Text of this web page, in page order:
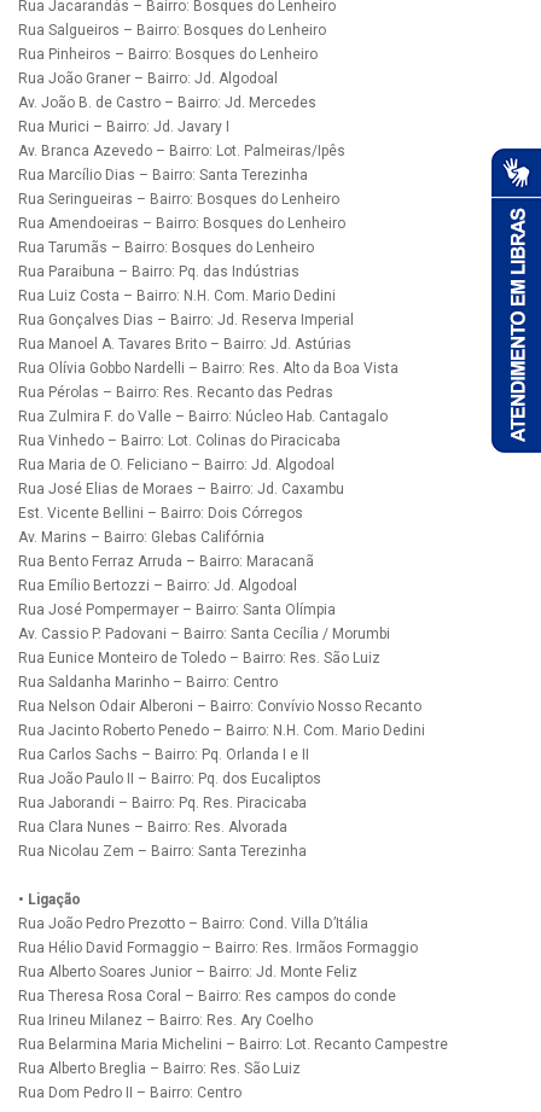
Rua Jacarandás – Bairro: Bosques do Lenheiro
Rua Salgueiros – Bairro: Bosques do Lenheiro
Rua Pinheiros – Bairro: Bosques do Lenheiro
Rua João Graner – Bairro: Jd. Algodoal
Av. João B. de Castro – Bairro: Jd. Mercedes
Rua Murici – Bairro: Jd. Javary I
Av. Branca Azevedo – Bairro: Lot. Palmeiras/Ipês
Rua Marcílio Dias – Bairro: Santa Terezinha
Rua Seringueiras – Bairro: Bosques do Lenheiro
Rua Amendoeiras – Bairro: Bosques do Lenheiro
Rua Tarumãs – Bairro: Bosques do Lenheiro
Rua Paraibuna – Bairro: Pq. das Indústrias
Rua Luiz Costa – Bairro: N.H. Com. Mario Dedini
Rua Gonçalves Dias – Bairro: Jd. Reserva Imperial
Rua Manoel A. Tavares Brito – Bairro: Jd. Astúrias
Rua Olívia Gobbo Nardelli – Bairro: Res. Alto da Boa Vista
Rua Pérolas – Bairro: Res. Recanto das Pedras
Rua Zulmira F. do Valle – Bairro: Núcleo Hab. Cantagalo
Rua Vinhedo – Bairro: Lot. Colinas do Piracicaba
Rua Maria de O. Feliciano – Bairro: Jd. Algodoal
Rua José Elias de Moraes – Bairro: Jd. Caxambu
Est. Vicente Bellini – Bairro: Dois Córregos
Av. Marins – Bairro: Glebas Califórnia
Rua Bento Ferraz Arruda – Bairro: Maracanã
Rua Emílio Bertozzi – Bairro: Jd. Algodoal
Rua José Pompermayer – Bairro: Santa Olímpia
Av. Cassio P. Padovani – Bairro: Santa Cecília / Morumbi
Rua Eunice Monteiro de Toledo – Bairro: Res. São Luiz
Rua Saldanha Marinho – Bairro: Centro
Rua Nelson Odair Alberoni – Bairro: Convívio Nosso Recanto
Rua Jacinto Roberto Penedo – Bairro: N.H. Com. Mario Dedini
Rua Carlos Sachs – Bairro: Pq. Orlanda I e II
Rua João Paulo II – Bairro: Pq. dos Eucaliptos
Rua Jaborandi – Bairro: Pq. Res. Piracicaba
Rua Clara Nunes – Bairro: Res. Alvorada
Rua Nicolau Zem – Bairro: Santa Terezinha
• Ligação
Rua João Pedro Prezotto – Bairro: Cond. Villa D’Itália
Rua Hélio David Formaggio – Bairro: Res. Irmãos Formaggio
Rua Alberto Soares Junior – Bairro: Jd. Monte Feliz
Rua Theresa Rosa Coral – Bairro: Res campos do conde
Rua Irineu Milanez – Bairro: Res. Ary Coelho
Rua Belarmina Maria Michelini – Bairro: Lot. Recanto Campestre
Rua Alberto Breglia – Bairro: Res. São Luiz
Rua Dom Pedro II – Bairro: Centro